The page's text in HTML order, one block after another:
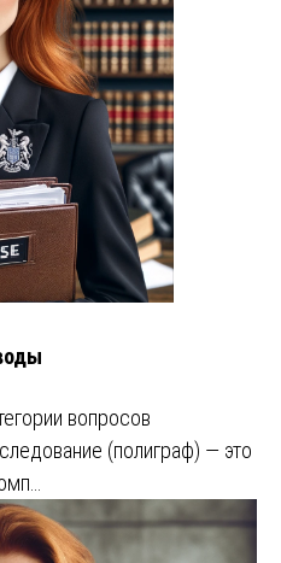
вопросов
(полиграф) — это